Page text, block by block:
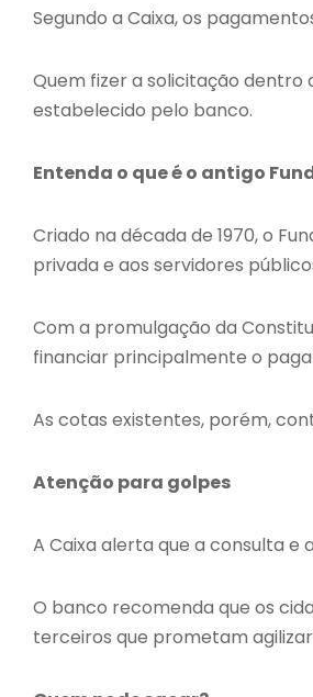
Segundo a Caixa, os
Quem fizer a solicitação
estabelecido pelo banco.
Entenda o que é o antigo
Criado na década de 1970, o
privada e aos servidores
Com a promulgação da
financiar principalmente o
As cotas existentes, porém,
Atenção para golpes
A Caixa alerta que a consulta e
O banco recomenda que os
terceiros que prometam